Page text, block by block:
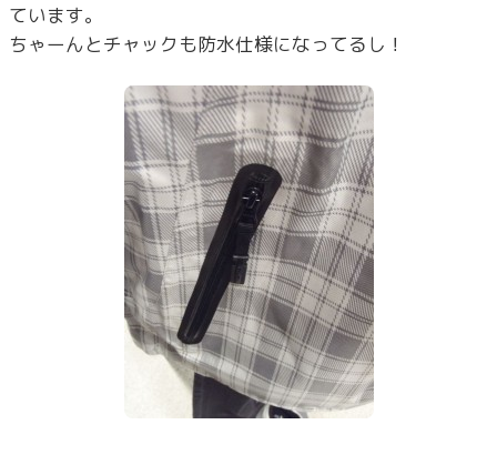
ています。
ちゃーんとチャックも防水仕様になってるし！